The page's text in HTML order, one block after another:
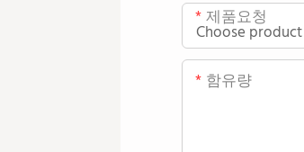
제품요청
함유량